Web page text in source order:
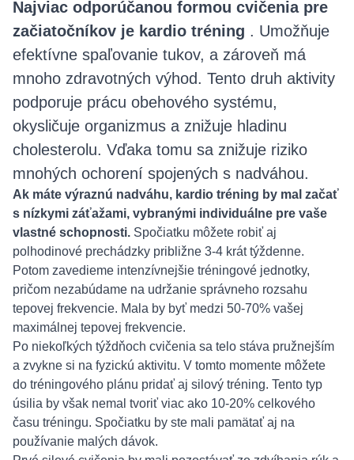
Najviac odporúčanou formou cvičenia pre
začiatočníkov je kardio tréning . Umožňuje
efektívne spaľovanie tukov, a zároveň má
mnoho zdravotných výhod. Tento druh aktivity
podporuje prácu obehového systému,
okysličuje organizmus a znižuje hladinu
cholesterolu. Vďaka tomu sa znižuje riziko
mnohých ochorení spojených s nadváhou.
Ak máte výraznú nadváhu, kardio tréning by mal začať
s nízkymi záťažami, vybranými individuálne pre vaše
vlastné schopnosti. Spočiatku môžete robiť aj
polhodinové prechádzky približne 3-4 krát týždenne.
Potom zavedieme intenzívnejšie tréningové jednotky,
pričom nezabúdame na udržanie správneho rozsahu
tepovej frekvencie. Mala by byť medzi 50-70% vašej
maximálnej tepovej frekvencie.
Po niekoľkých týždňoch cvičenia sa telo stáva pružnejším
a zvykne si na fyzickú aktivitu. V tomto momente môžete
do tréningového plánu pridať aj silový tréning. Tento typ
úsilia by však nemal tvoriť viac ako 10-20% celkového
času tréningu. Spočiatku by ste mali pamätať aj na
používanie malých dávok.